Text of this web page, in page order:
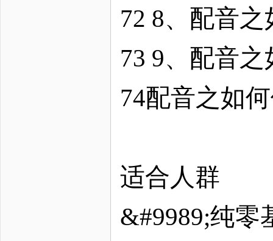
72 8、配音
73 9、配音
74配音之如
适合人群
&#9989;纯零